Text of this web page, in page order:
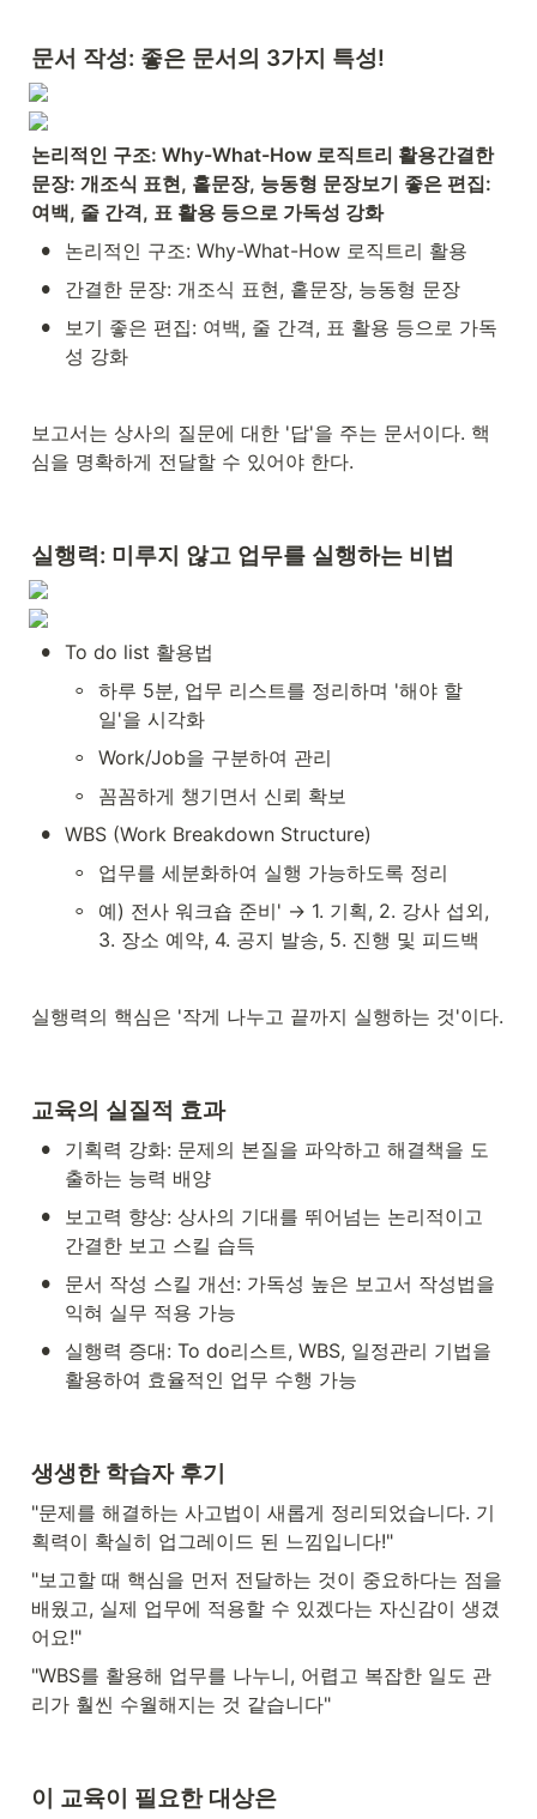
문서 작성: 좋은 문서의 3가지 특성!
논리적인 구조: Why-What-How 로직트리 활용간결한
문장: 개조식 표현, 홑문장, 능동형 문장보기 좋은 편집:
여백, 줄 간격, 표 활용 등으로 가독성 강화
• 논리적인 구조: Why-What-How 로직트리 활용
• 간결한 문장: 개조식 표현, 홑문장, 능동형 문장
•
보기 좋은 편집: 여백, 줄 간격, 표 활용 등으로 가독
성 강화
보고서는 상사의 질문에 대한 '답'을 주는 문서이다. 핵
심을 명확하게 전달할 수 있어야 한다.
실행력: 미루지 않고 업무를 실행하는 비법
• To do list 활용법
◦
하루 5분, 업무 리스트를 정리하며 '해야 할
일'을 시각화
◦ Work/Job을 구분하여 관리
◦ 꼼꼼하게 챙기면서 신뢰 확보
• WBS (Work Breakdown Structure)
◦ 업무를 세분화하여 실행 가능하도록 정리
◦
예) 전사 워크숍 준비' → 1. 기획, 2. 강사 섭외,
3. 장소 예약, 4. 공지 발송, 5. 진행 및 피드백
실행력의 핵심은 '작게 나누고 끝까지 실행하는 것'이다.
교육의 실질적 효과
•
기획력 강화: 문제의 본질을 파악하고 해결책을 도
출하는 능력 배양
•
보고력 향상: 상사의 기대를 뛰어넘는 논리적이고
간결한 보고 스킬 습득
•
문서 작성 스킬 개선: 가독성 높은 보고서 작성법을
익혀 실무 적용 가능
•
실행력 증대: To do리스트, WBS, 일정관리 기법을
활용하여 효율적인 업무 수행 가능
생생한 학습자 후기
"문제를 해결하는 사고법이 새롭게 정리되었습니다. 기
획력이 확실히 업그레이드 된 느낌입니다!"
"보고할 때 핵심을 먼저 전달하는 것이 중요하다는 점을
배웠고, 실제 업무에 적용할 수 있겠다는 자신감이 생겼
어요!"
"WBS를 활용해 업무를 나누니, 어렵고 복잡한 일도 관
리가 훨씬 수월해지는 것 같습니다"
이 교육이 필요한 대상은